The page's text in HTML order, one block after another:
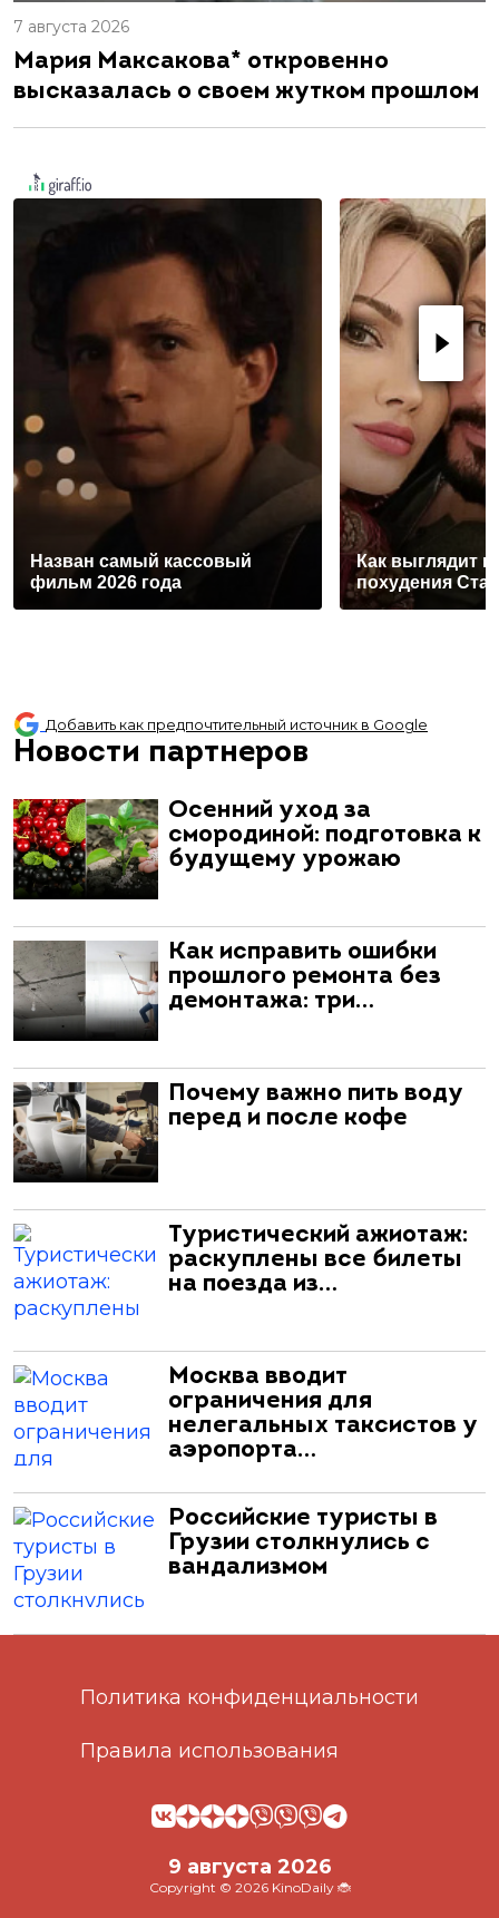
7 августа 2026
Мария Максакова* откровенно
высказалась о своем жутком прошлом
Назван самый кассовый
фильм 2026 года
Как выглядит
похудения
Добавить как предпочтительный источник в Google
Новости партнеров
Осенний уход за
смородиной: подготовка к
будущему урожаю
Как исправить ошибки
прошлого ремонта без
демонтажа: три…
Почему важно пить воду
перед и после кофе
Туристический ажиотаж:
раскуплены все билеты
на поезда из…
Москва вводит
ограничения для
нелегальных таксистов у
аэропорта…
Российские туристы в
Грузии столкнулись с
вандализмом
Политика конфиденциальности
Правила использования
9 августа 2026
Copyright © 2026 KinoDaily 🐞